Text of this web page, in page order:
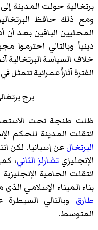
برتغالية حولت المدينة
ومع ذلك حافظ
المحليين الباقين بعد أن
دينياً وبالتالي احترموا
خلاف السياسة
الفترة آثاراً عمرانية تتمثل
برج
انتقلت المدينة للحكم
البرتغالعن إسبانيا. لكن
الإنجليزيتشارلز الثاني،
انتقلت الحامية
بناء الميناء الإسلامي
طارق وبالتالي
المتوسط.